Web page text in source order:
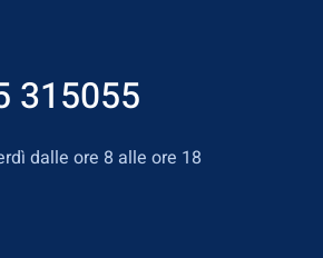
315055
dalle ore 8 alle ore 18